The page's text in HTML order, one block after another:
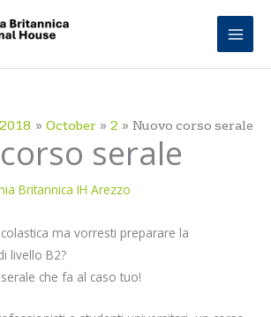
2018 October 2 Nuovo corso serale
serale
Britannica IH Arezzo
ma vorresti preparare la
livello B2?
che fa al caso tuo!